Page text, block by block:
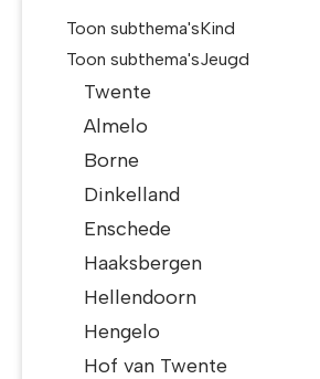
Toon subthema'sKind
Toon subthema'sJeugd
Twente
Almelo
Borne
Dinkelland
Enschede
Haaksbergen
Hellendoorn
Hengelo
Hof van Twente